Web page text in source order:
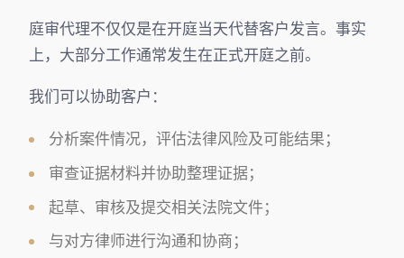
庭审代理不仅仅是在开庭当天代替客户发言。事实
上，大部分工作通常发生在正式开庭之前。
我们可以协助客户：
分析案件情况，评估法律风险及可能结果；
审查证据材料并协助整理证据；
起草、审核及提交相关法院文件；
与对方律师进行沟通和协商；